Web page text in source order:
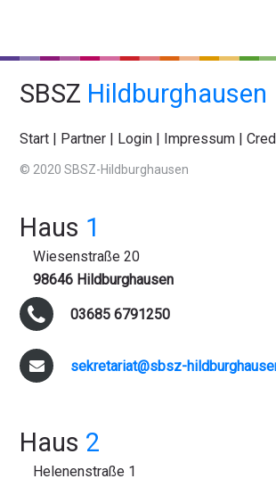
SBSZ Hildburghausen
Start | Partner | Login | Impressum |
© 2020 SBSZ-Hildburghausen
Haus 1
Wiesenstraße 20
98646 Hildburghausen
03685 6791250
sekretariat@sbsz-
Haus 2
Helenenstraße 1